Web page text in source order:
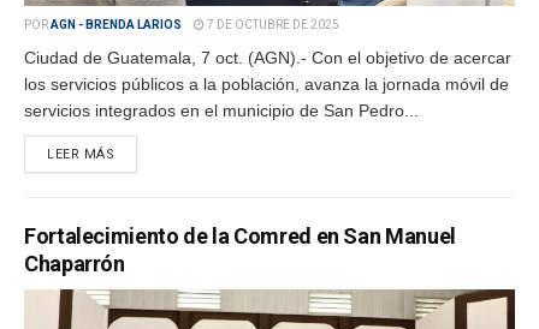
PORAGN - BRENDA LARIOS 7 DE OCTUBRE DE 2025
Ciudad de Guatemala, 7 oct. (AGN).- Con el objetivo de acercar
los servicios públicos a la población, avanza la jornada móvil de
servicios integrados en el municipio de San Pedro...
LEER MÁS
Fortalecimiento de la Comred en San Manuel
Chaparrón